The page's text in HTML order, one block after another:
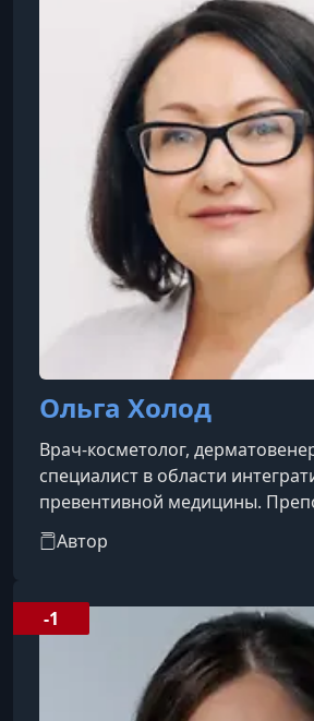
Ольга Холод
Врач-косметолог,
специалист в области
превентивной медицины.
эстетической медицины, член
врачей PreventAge.
Автор
-1